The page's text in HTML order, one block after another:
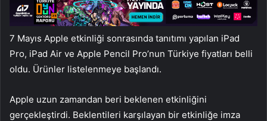
7 Mayıs Apple etkinliği sonrasında tanıtımı yapılan iPad
Pro, iPad Air ve Apple Pencil Pro’nun Türkiye fiyatları belli
oldu. Ürünler listelenmeye başlandı.
Apple uzun zamandan beri beklenen etkinliğini
gerçekleştirdi. Beklentileri karşılayan bir etkinliğe imza